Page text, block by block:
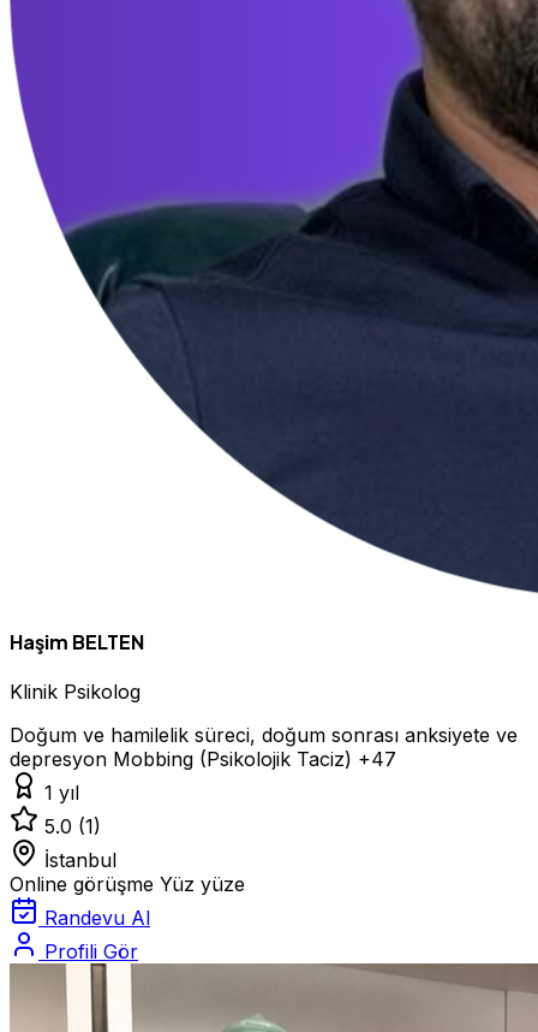
Haşim BELTEN
Klinik Psikolog
Doğum ve hamilelik süreci, doğum sonrası anksiyete ve
depresyon Mobbing (Psikolojik Taciz) +47
1 yıl
5.0 (1)
İstanbul
Online görüşme Yüz yüze
Randevu Al
Profili Gör